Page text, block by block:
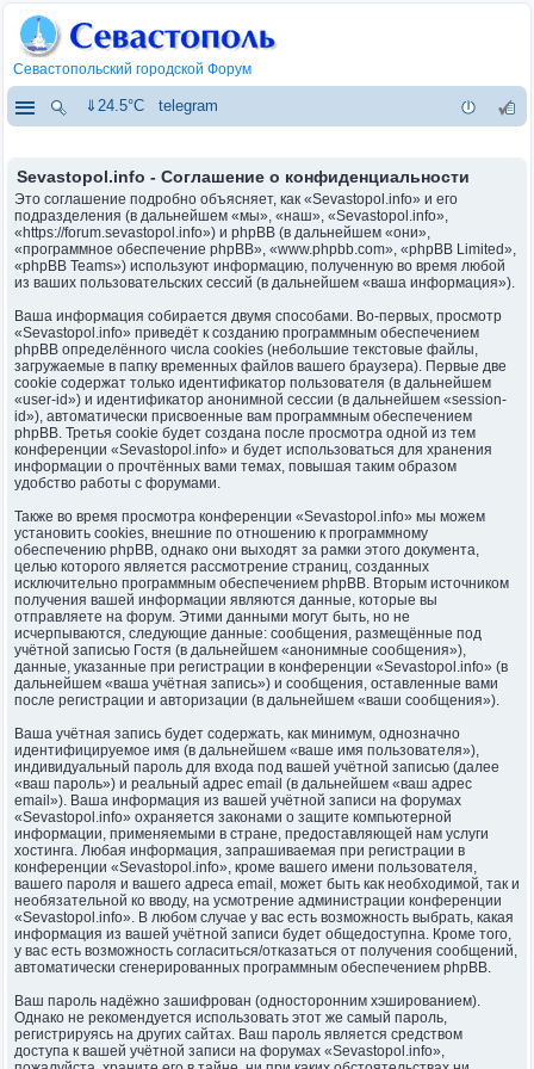
Севастопольский городской Форум
⇓24.5°C telegram
Sevastopol.info - Соглашение о конфиденциальности
Это соглашение подробно объясняет, как «Sevastopol.info» и его
подразделения (в дальнейшем «мы», «наш», «Sevastopol.info»,
«https://forum.sevastopol.info») и phpBB (в дальнейшем «они»,
«программное обеспечение phpBB», «www.phpbb.com», «phpBB Limited»,
«phpBB Teams») используют информацию, полученную во время любой
из ваших пользовательских сессий (в дальнейшем «ваша информация»).
Ваша информация собирается двумя способами. Во-первых, просмотр
«Sevastopol.info» приведёт к созданию программным обеспечением
phpBB определённого числа cookies (небольшие текстовые файлы,
загружаемые в папку временных файлов вашего браузера). Первые две
cookie содержат только идентификатор пользователя (в дальнейшем
«user-id») и идентификатор анонимной сессии (в дальнейшем «session-
id»), автоматически присвоенные вам программным обеспечением
phpBB. Третья cookie будет создана после просмотра одной из тем
конференции «Sevastopol.info» и будет использоваться для хранения
информации о прочтённых вами темах, повышая таким образом
удобство работы с форумами.
Также во время просмотра конференции «Sevastopol.info» мы можем
установить cookies, внешние по отношению к программному
обеспечению phpBB, однако они выходят за рамки этого документа,
целью которого является рассмотрение страниц, созданных
исключительно программным обеспечением phpBB. Вторым источником
получения вашей информации являются данные, которые вы
отправляете на форум. Этими данными могут быть, но не
исчерпываются, следующие данные: сообщения, размещённые под
учётной записью Гостя (в дальнейшем «анонимные сообщения»),
данные, указанные при регистрации в конференции «Sevastopol.info» (в
дальнейшем «ваша учётная запись») и сообщения, оставленные вами
после регистрации и авторизации (в дальнейшем «ваши сообщения»).
Ваша учётная запись будет содержать, как минимум, однозначно
идентифицируемое имя (в дальнейшем «ваше имя пользователя»),
индивидуальный пароль для входа под вашей учётной записью (далее
«ваш пароль») и реальный адрес email (в дальнейшем «ваш адрес
email»). Ваша информация из вашей учётной записи на форумах
«Sevastopol.info» охраняется законами о защите компьютерной
информации, применяемыми в стране, предоставляющей нам услуги
хостинга. Любая информация, запрашиваемая при регистрации в
конференции «Sevastopol.info», кроме вашего имени пользователя,
вашего пароля и вашего адреса email, может быть как необходимой, так и
необязательной ко вводу, на усмотрение администрации конференции
«Sevastopol.info». В любом случае у вас есть возможность выбрать, какая
информация из вашей учётной записи будет общедоступна. Кроме того,
у вас есть возможность согласиться/отказаться от получения сообщений,
автоматически сгенерированных программным обеспечением phpBB.
Ваш пароль надёжно зашифрован (односторонним хэшированием).
Однако не рекомендуется использовать этот же самый пароль,
регистрируясь на других сайтах. Ваш пароль является средством
доступа к вашей учётной записи на форумах «Sevastopol.info»,